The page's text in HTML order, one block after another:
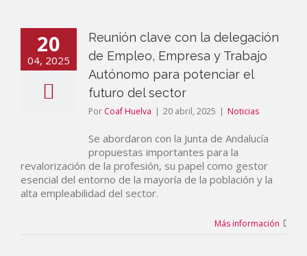
20
04, 2025
Reunión clave con la delegación
de Empleo, Empresa y Trabajo
Autónomo para potenciar el
futuro del sector
Por Coaf Huelva | 20 abril, 2025 | Noticias
Se abordaron con la Junta de Andalucía
propuestas importantes para la
revalorización de la profesión, su papel como gestor
esencial del entorno de la mayoría de la población y la
alta empleabilidad del sector.
Más información